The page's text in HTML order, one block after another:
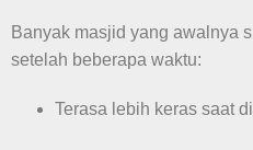
Banyak masjid yang awalnya
setelah beberapa waktu:
Terasa lebih keras saat